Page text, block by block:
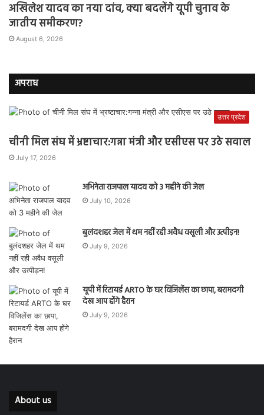
अखिलेश यादव का नया दांव, क्या बदलेंगे यूपी चुनाव के
जातीय समीकरण?
August 6, 2026
अपराध
उत्तर प्रदेश
चीनी मिल संघ में भ्रष्टाचार:गन्ना मंत्री और एसीएस पर उठे सवाल
July 17, 2026
अभिनेता राजपाल यादव को 3 महीने की जेल
July 10, 2026
बुलंदशहर जेल में थम नहीं रही अवैध वसूली और उत्पीड़न!
July 9, 2026
यूपी में रिटायर्ड ARTO के घर विजिलेंस का छापा, बरामदगी
देख आप होंगे हैरान
July 9, 2026
About us